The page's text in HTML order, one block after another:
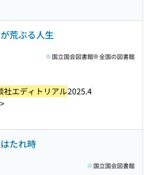
荒ぶる人生
社エディトリアル2025.4
国立国会図書館 全国の図書館
たれ時
国立国会図書館